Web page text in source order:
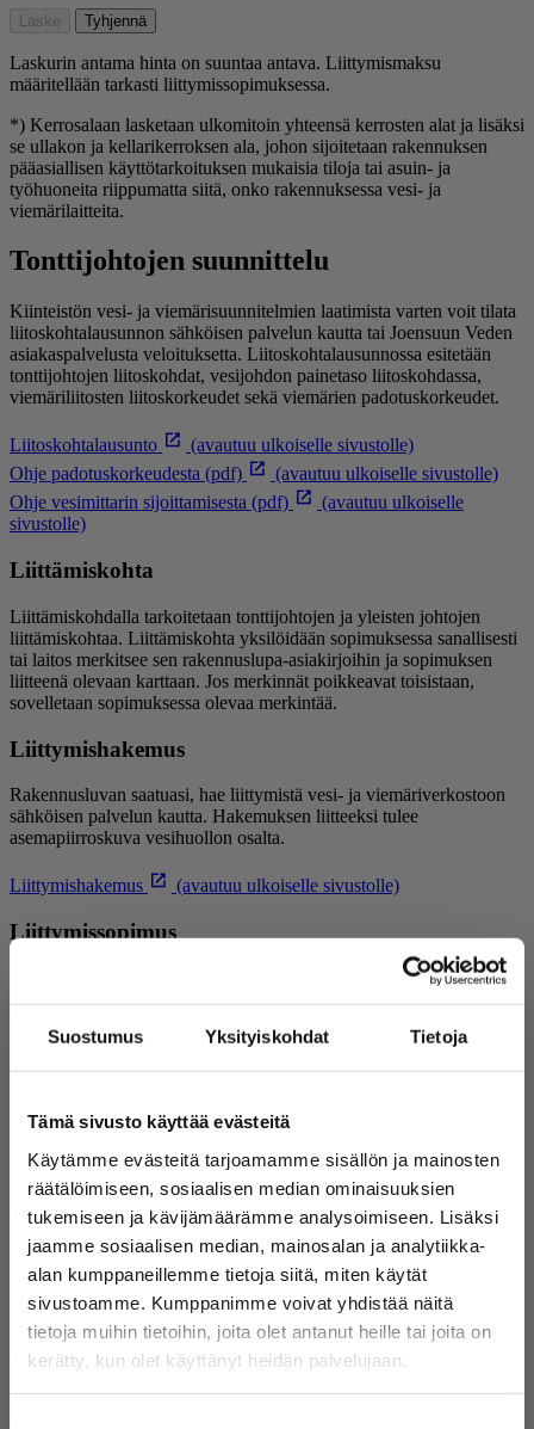
Suostumus Yksityiskohdat Tietoja
Tämä sivusto käyttää evästeitä
Käytämme evästeitä tarjoamamme sisällön ja mainosten
räätälöimiseen, sosiaalisen median ominaisuuksien
tukemiseen ja kävijämäärämme analysoimiseen. Lisäksi
jaamme sosiaalisen median, mainosalan ja analytiikka-
alan kumppaneillemme tietoja siitä, miten käytät
sivustoamme. Kumppanimme voivat yhdistää näitä
tietoja muihin tietoihin, joita olet antanut heille tai joita on
kerätty, kun olet käyttänyt heidän palvelujaan.
Laske Tyhjennä
Laskurin antama hinta on suuntaa antava. Liittymismaksu
määritellään tarkasti liittymissopimuksessa.
*) Kerrosalaan lasketaan ulkomitoin yhteensä kerrosten alat ja lisäksi
se ullakon ja kellarikerroksen ala, johon sijoitetaan rakennuksen
pääasiallisen käyttötarkoituksen mukaisia tiloja tai asuin- ja
työhuoneita riippumatta siitä, onko rakennuksessa vesi- ja
viemärilaitteita.
Tonttijohtojen suunnittelu
Kiinteistön vesi- ja viemärisuunnitelmien laatimista varten voit tilata
liitoskohtalausunnon sähköisen palvelun kautta tai Joensuun Veden
asiakaspalvelusta veloituksetta. Liitoskohtalausunnossa esitetään
tonttijohtojen liitoskohdat, vesijohdon painetaso liitoskohdassa,
viemäriliitosten liitoskorkeudet sekä viemärien padotuskorkeudet.
Liitoskohtalausunto
(avautuu ulkoiselle sivustolle)
Ohje padotuskorkeudesta (pdf)
(avautuu ulkoiselle sivustolle)
Ohje vesimittarin sijoittamisesta (pdf)
(avautuu ulkoiselle
sivustolle)
Liittämiskohta
Liittämiskohdalla tarkoitetaan tonttijohtojen ja yleisten johtojen
liittämiskohtaa. Liittämiskohta yksilöidään sopimuksessa sanallisesti
tai laitos merkitsee sen rakennuslupa-asiakirjoihin ja sopimuksen
liitteenä olevaan karttaan. Jos merkinnät poikkeavat toisistaan,
sovelletaan sopimuksessa olevaa merkintää.
Liittymishakemus
Rakennusluvan saatuasi, hae liittymistä vesi- ja viemäriverkostoon
sähköisen palvelun kautta. Hakemuksen liitteeksi tulee
asemapiirroskuva vesihuollon osalta.
Liittymishakemus (avautuu ulkoiselle sivustolle)
Liittymissopimus
Sopimus valmistellaan viikon sisällä, kun hakemus liitteineen on
toimitettu. Liittymissopimus laaditaan aina kiinteistön omistajan tai
omistajia, tulee sopimukseen kaikkien omistajien allekirjoitus.
rakennusaikaisen veden käytöstä. Liittymisestä
peritään
mukainen liittymismaksu. Liittymislaskurin avulla
voit selvittää suuntaa antavan liittymismaksun.
Tonttijohtojen rakentaminen
Liittyjänä vastaat tonttijohtojen rakentamisesta kustannuksineen
katujohdosta alkaen. Tilaa tonttivesijohdon asentaminen valmiiseen
kaivantoon Joensuun Vedeltä puhelinnumerosta050 512 5392
Liittymissopimus on oltava allekirjoitettu ennen työtilausta. Jos
Joensuun Vesi on rakentanut tonttijohdot valmiiksi kiinteistösi rajalle
saakka (esim. uudisalueet), peritään tonttijohtomaksu voimassa
olevanhinnastonmukaisesti.